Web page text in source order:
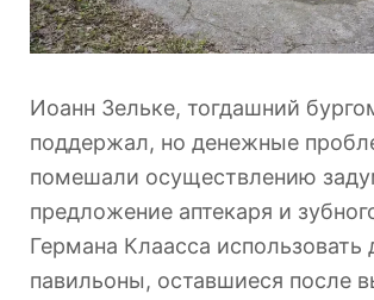
Иоанн Зельке, тогдашний
поддержал, но денежные
помешали осуществлению
предложение аптекаря и
Германа Клаасса использовать
павильоны, оставшиеся после